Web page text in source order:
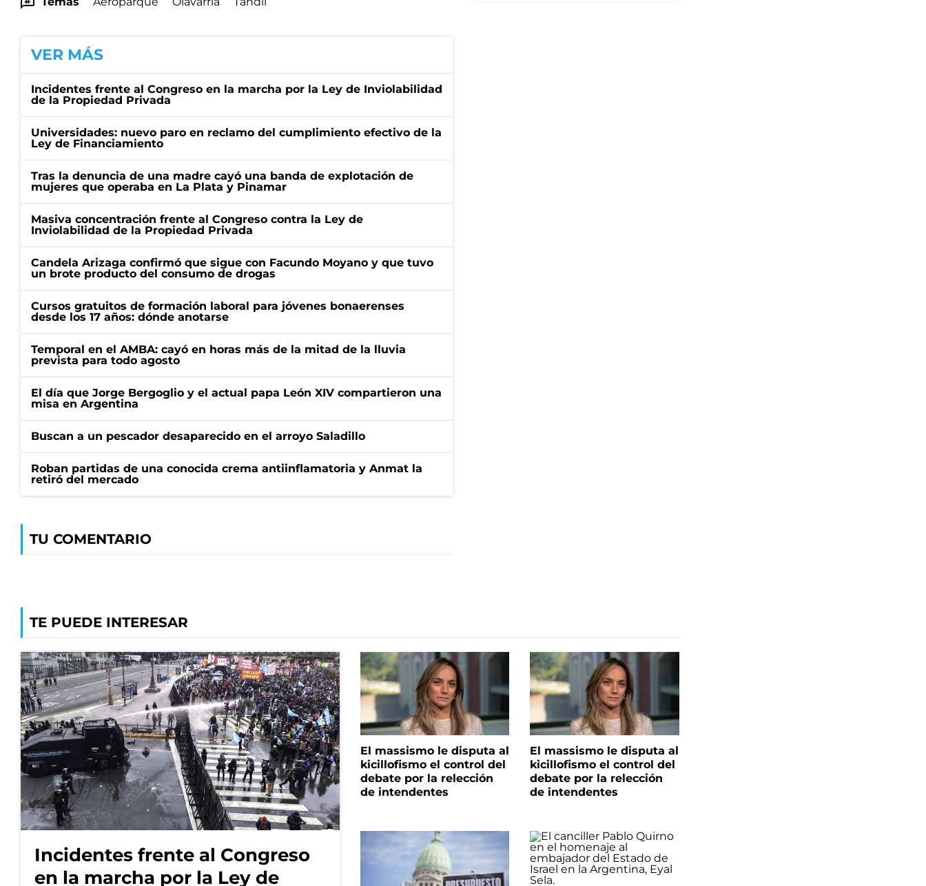
VER MÁS
Incidentes frente al Congreso en la marcha por la Ley de Inviolabilidad
de la Propiedad Privada
Universidades: nuevo paro en reclamo del cumplimiento efectivo de la
Ley de Financiamiento
Tras la denuncia de una madre cayó una banda de explotación de
mujeres que operaba en La Plata y Pinamar
Masiva concentración frente al Congreso contra la Ley de
Inviolabilidad de la Propiedad Privada
Candela Arizaga confirmó que sigue con Facundo Moyano y que tuvo
un brote producto del consumo de drogas
Cursos gratuitos de formación laboral para jóvenes bonaerenses
desde los 17 años: dónde anotarse
Temporal en el AMBA: cayó en horas más de la mitad de la lluvia
prevista para todo agosto
El día que Jorge Bergoglio y el actual papa León XIV compartieron una
misa en Argentina
Buscan a un pescador desaparecido en el arroyo Saladillo
Roban partidas de una conocida crema antiinflamatoria y Anmat la
retiró del mercado
TU COMENTARIO
TE PUEDE INTERESAR
Incidentes frente al Congreso
en la marcha por la Ley de
El massismo le disputa al
kicillofismo el control del
debate por la relección
de intendentes
El massismo le disputa al
kicillofismo el control del
debate por la relección
de intendentes